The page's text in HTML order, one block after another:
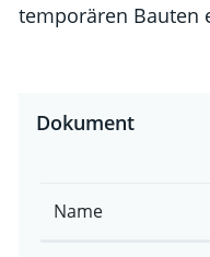
temporären Bauten
Dokument
Name